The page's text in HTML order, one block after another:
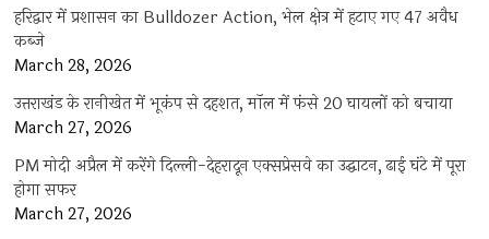
हरिद्वार में प्रशासन का Bulldozer Action, भेल क्षेत्र में हटाए गए 47 अवैध
कब्जे
March 28, 2026
उत्तराखंड के रानीखेत में भूकंप से दहशत, मॉल में फंसे 20 घायलों को बचाया
March 27, 2026
PM मोदी अप्रैल में करेंगे दिल्ली-देहरादून एक्सप्रेसवे का उद्घाटन, ढाई घंटे में पूरा
होगा सफर
March 27, 2026